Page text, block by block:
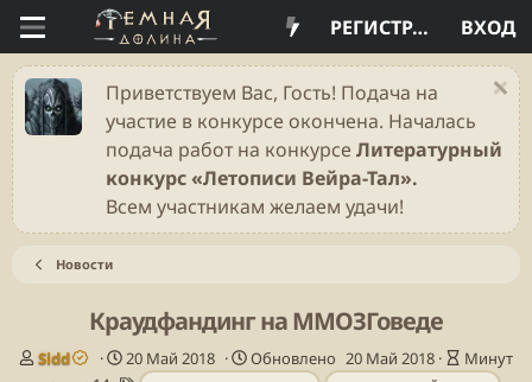
ВХОД
РЕГИСТРАЦИЯ
Приветствуем Вас, Гость! Подача на
участие в конкурсе окончена. Началась
подача работ на конкурсе Литературный
конкурс «Летописи Вейра-Тал».
Всем участникам желаем удачи!
Новости
Краудфандинг на ММОЗГоведе
А
Sidd
Д
20 Май 2018 Обновлено 20 Май 2018
В
Минут